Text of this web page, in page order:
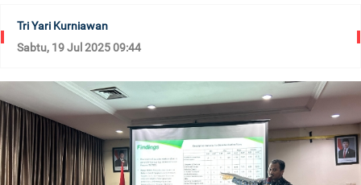
Tri Yari Kurniawan
Sabtu, 19 Jul 2025 09:44